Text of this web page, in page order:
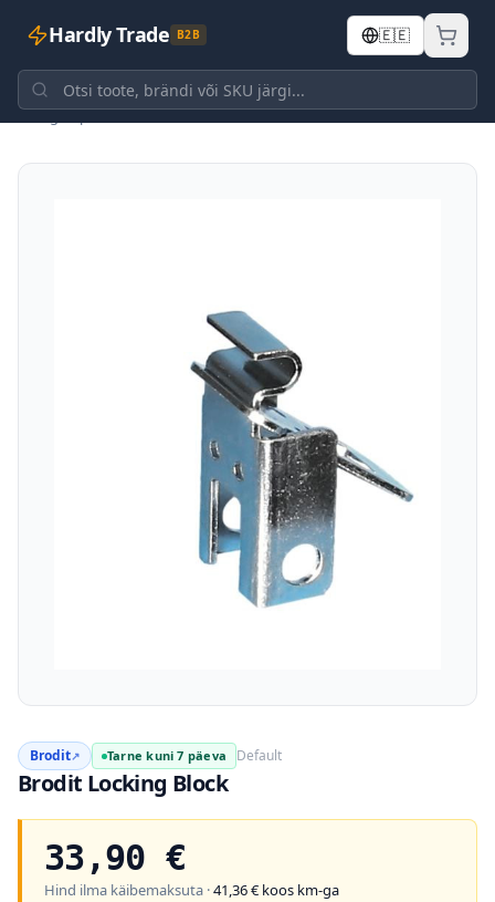
Hardly Trade B2B 🇪🇪
Tagasi poodi
Brodit↗ Tarne kuni 7 päeva Default
Brodit Locking Block
33,90 €
Hind ilma käibemaksuta ·41,36€ koos km-ga